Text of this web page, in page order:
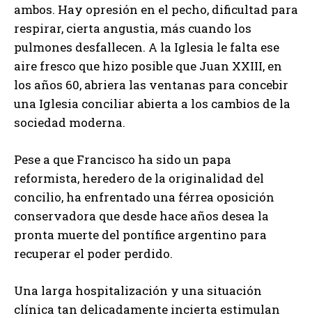
ambos. Hay opresión en el pecho, dificultad para
respirar, cierta angustia, más cuando los
pulmones desfallecen. A la Iglesia le falta ese
aire fresco que hizo posible que Juan XXIII, en
los años 60, abriera las ventanas para concebir
una Iglesia conciliar abierta a los cambios de la
sociedad moderna.
Pese a que Francisco ha sido un papa
reformista, heredero de la originalidad del
concilio, ha enfrentado una férrea oposición
conservadora que desde hace años desea la
pronta muerte del pontífice argentino para
recuperar el poder perdido.
Una larga hospitalización y una situación
clínica tan delicadamente incierta estimulan